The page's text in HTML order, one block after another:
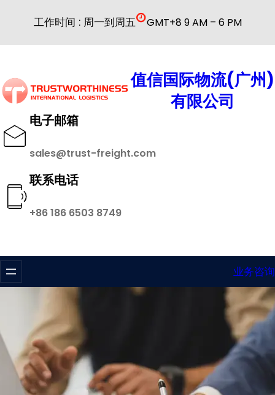
内
工作时间 : 周一到周五 GMT+8 9 AM – 6 PM
值信国际物流(广州)
有限公司
电子邮箱
sales@trust-freight.com
联系电话
+86 186 6503 8749
业务咨询